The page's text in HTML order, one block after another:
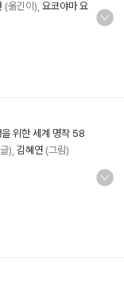
(옮긴이), 요코야마 요
위한 세계 명작 58
), 김혜연 (그림)